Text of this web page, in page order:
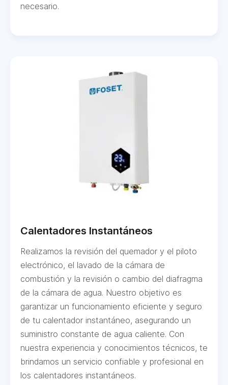
necesario.
Calentadores Instantáneos
Realizamos la revisión del quemador y el piloto
electrónico, el lavado de la cámara de
combustión y la revisión o cambio del diafragma
de la cámara de agua. Nuestro objetivo es
garantizar un funcionamiento eficiente y seguro
de tu calentador instantáneo, asegurando un
suministro constante de agua caliente. Con
nuestra experiencia y conocimientos técnicos, te
brindamos un servicio confiable y profesional en
los calentadores instantáneos.